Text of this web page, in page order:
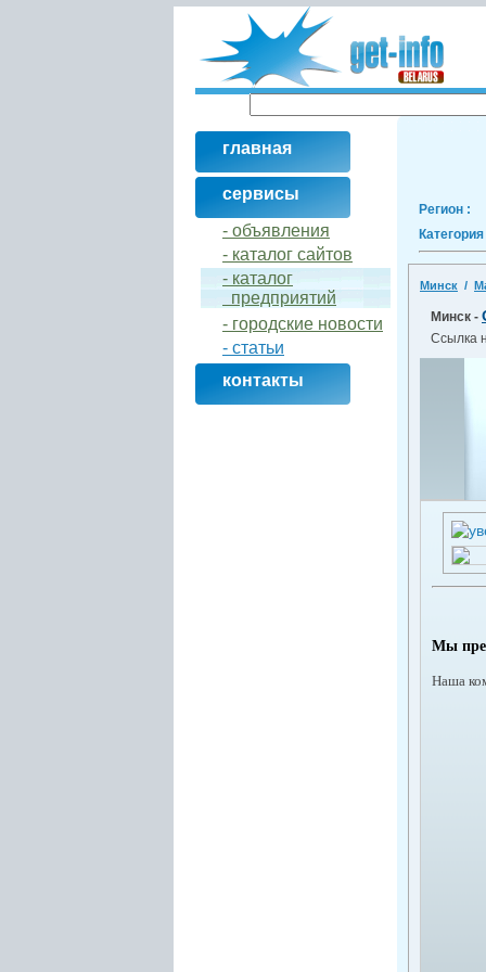
главная
сервисы
- объявления
- кaталог сайтов
- кaталог
предприятий
- городские новости
- статьи
контакты
Регион :
Минск /
Минск -
Ссылка
Мы
Наша